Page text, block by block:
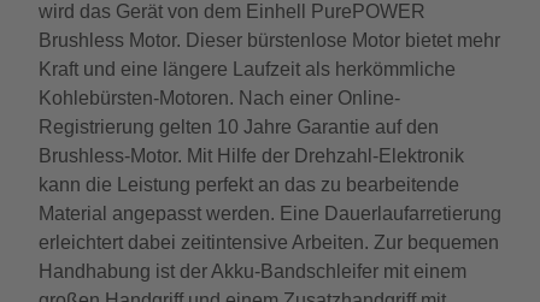
wird das Gerät von dem Einhell PurePOWER
Brushless Motor. Dieser bürstenlose Motor bietet mehr
Kraft und eine längere Laufzeit als herkömmliche
Kohlebürsten-Motoren. Nach einer Online-
Registrierung gelten 10 Jahre Garantie auf den
Brushless-Motor. Mit Hilfe der Drehzahl-Elektronik
kann die Leistung perfekt an das zu bearbeitende
Material angepasst werden. Eine Dauerlaufarretierung
erleichtert dabei zeitintensive Arbeiten. Zur bequemen
Handhabung ist der Akku-Bandschleifer mit einem